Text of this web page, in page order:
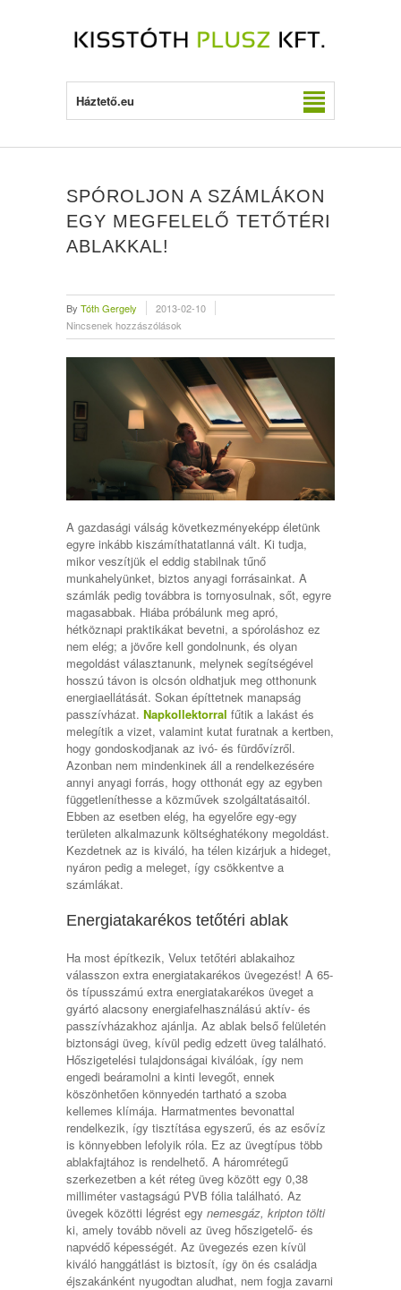
Háztető.eu
SPÓROLJON A SZÁMLÁKON
EGY MEGFELELŐ TETŐTÉRI
ABLAKKAL!
By Tóth Gergely
2013-02-10
Nincsenek hozzászólások
A gazdasági válság következményeképp életünk
egyre inkább kiszámíthatatlanná vált. Ki tudja,
mikor veszítjük el eddig stabilnak tűnő
munkahelyünket, biztos anyagi forrásainkat. A
számlák pedig továbbra is tornyosulnak, sőt, egyre
magasabbak. Hiába próbálunk meg apró,
hétköznapi praktikákat bevetni, a spóroláshoz ez
nem elég; a jövőre kell gondolnunk, és olyan
megoldást választanunk, melynek segítségével
hosszú távon is olcsón oldhatjuk meg otthonunk
energiaellátását. Sokan építtetnek manapság
passzívházat. Napkollektorral fűtik a lakást és
melegítik a vizet, valamint kutat furatnak a kertben,
hogy gondoskodjanak az ivó- és fürdővízről.
Azonban nem mindenkinek áll a rendelkezésére
annyi anyagi forrás, hogy otthonát egy az egyben
függetleníthesse a közművek szolgáltatásaitól.
Ebben az esetben elég, ha egyelőre egy-egy
területen alkalmazunk költséghatékony megoldást.
Kezdetnek az is kiváló, ha télen kizárjuk a hideget,
nyáron pedig a meleget, így csökkentve a
számlákat.
Energiatakarékos tetőtéri ablak
Ha most építkezik, Velux tetőtéri ablakaihoz
válasszon extra energiatakarékos üvegezést! A 65-
ös típusszámú extra energiatakarékos üveget a
gyártó alacsony energiafelhasználású aktív- és
passzívházakhoz ajánlja. Az ablak belső felületén
biztonsági üveg, kívül pedig edzett üveg található.
Hőszigetelési tulajdonságai kiválóak, így nem
engedi beáramolni a kinti levegőt, ennek
köszönhetően könnyedén tartható a szoba
kellemes klímája. Harmatmentes bevonattal
rendelkezik, így tisztítása egyszerű, és az esővíz
is könnyebben lefolyik róla. Ez az üvegtípus több
ablakfajtához is rendelhető. A háromrétegű
szerkezetben a két réteg üveg között egy 0,38
milliméter vastagságú PVB fólia található. Az
üvegek közötti légrést egy nemesgáz, kripton tölti
ki, amely tovább növeli az üveg hőszigetelő- és
napvédő képességét. Az üvegezés ezen kívül
kiváló hanggátlást is biztosít, így ön és családja
éjszakánként nyugodtan aludhat, nem fogja zavarni